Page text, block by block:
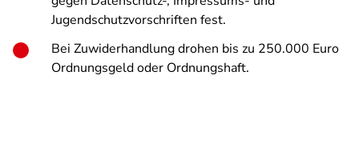
Jugendschutzvorschriften fest.
Bei Zuwiderhandlung drohen bis zu 250.000 Euro
Ordnungsgeld oder Ordnungshaft.